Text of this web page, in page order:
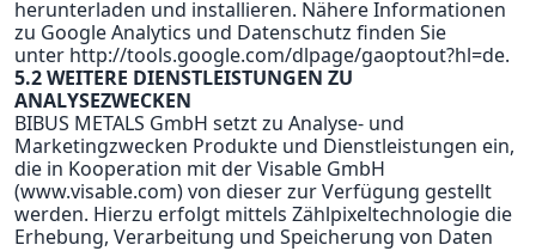
herunterladen und installieren. Nähere Informationen
zu Google Analytics und Datenschutz finden Sie
unter http://tools.google.com/dlpage/gaoptout?hl=de.
5.2 WEITERE DIENSTLEISTUNGEN ZU
ANALYSEZWECKEN
BIBUS METALS GmbH setzt zu Analyse- und
Marketingzwecken Produkte und Dienstleistungen ein,
die in Kooperation mit der Visable GmbH
(www.visable.com) von dieser zur Verfügung gestellt
werden. Hierzu erfolgt mittels Zählpixeltechnologie die
Erhebung, Verarbeitung und Speicherung von Daten